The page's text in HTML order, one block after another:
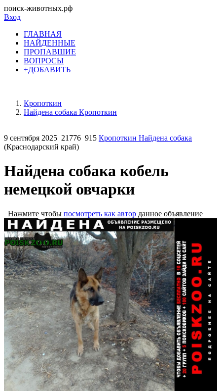
поиск-животных.рф
Вход
ГЛАВНАЯ
НАЙДЕННЫЕ
ПРОПАВШИЕ
ВОПРОСЫ
+ДОБАВИТЬ
Кропоткин
Найдена собака Кропоткин
9 сентября 2025 21776 915 Кропоткин Найдена собака
(Краснодарский край)
Найдена собака кобель
немецкой овчарки
Нажмите чтобы посмотреть как автор данное объявление